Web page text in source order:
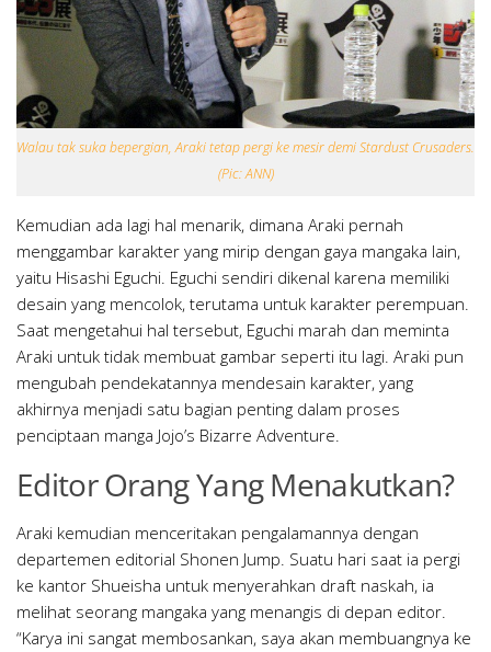
Walau tak suka bepergian, Araki tetap pergi ke mesir demi Stardust Crusaders.
(Pic: ANN)
Kemudian ada lagi hal menarik, dimana Araki pernah
menggambar karakter yang mirip dengan gaya mangaka lain,
yaitu Hisashi Eguchi. Eguchi sendiri dikenal karena memiliki
desain yang mencolok, terutama untuk karakter perempuan.
Saat mengetahui hal tersebut, Eguchi marah dan meminta
Araki untuk tidak membuat gambar seperti itu lagi. Araki pun
mengubah pendekatannya mendesain karakter, yang
akhirnya menjadi satu bagian penting dalam proses
penciptaan manga Jojo’s Bizarre Adventure.
Editor Orang Yang Menakutkan?
Araki kemudian menceritakan pengalamannya dengan
departemen editorial Shonen Jump. Suatu hari saat ia pergi
ke kantor Shueisha untuk menyerahkan draft naskah, ia
melihat seorang mangaka yang menangis di depan editor.
“Karya ini sangat membosankan, saya akan membuangnya ke